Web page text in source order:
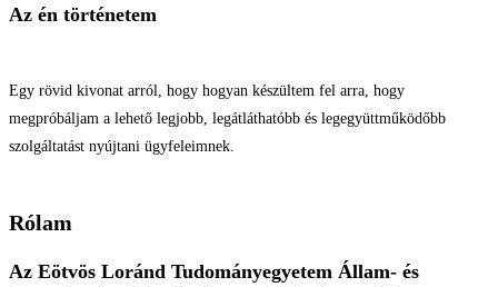
Az én történetem
Egy rövid kivonat arról, hogy hogyan készültem fel arra, hogy
megpróbáljam a lehető legjobb, legátláthatóbb és legegyüttműködőbb
szolgáltatást nyújtani ügyfeleimnek.
Rólam
Az Eötvös Loránd Tudományegyetem Állam- és